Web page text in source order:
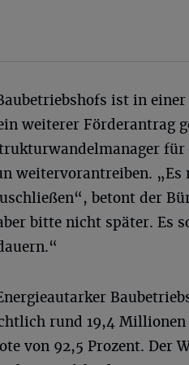
ist in
weiterer Förderantrag
für
weitervorantreiben. „Es
betont der
bitte nicht später. Es
rund 19,4 Millionen
von 92,5 Prozent. Der